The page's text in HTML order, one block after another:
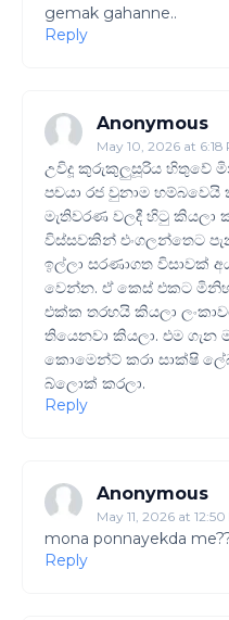
gemak gahanne..
Reply
Anonymous
May 10, 2026 at 6:18
උවිදූ කුරුකුලුසූරිය හිතුවේ
පචයා රජ වුනාම හම්බවෙයි
මැතිවරණ වලදී හිටු කියලා
විස්සවකින් එංගලන්තෙට
ඉල්ලා සරණාගත විසාවක්
වෙන්න. ඒ කෙස් එකට
එක්ක තරහයි කියලා
තියෙනවා කියලා. එම
කොමෙන්ට් කරා සාක්ෂි
බ්ලොක් කරලා.
Reply
Anonymous
May 11, 2026 at 12:50
mona ponnayekda
Reply